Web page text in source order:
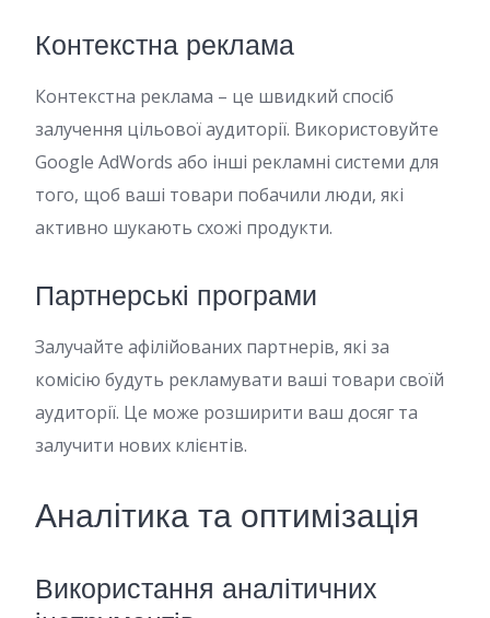
Контекстна реклама
Контекстна реклама – це швидкий спосіб
залучення цільової аудиторії. Використовуйте
Google AdWords або інші рекламні системи для
того, щоб ваші товари побачили люди, які
активно шукають схожі продукти.
Партнерські програми
Залучайте афілійованих партнерів, які за
комісію будуть рекламувати ваші товари своїй
аудиторії. Це може розширити ваш досяг та
залучити нових клієнтів.
Аналітика та оптимізація
Використання аналітичних